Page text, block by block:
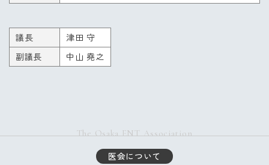
議長
津田 守
副議長
中山 堯之
The Osaka ENT Association
医会について